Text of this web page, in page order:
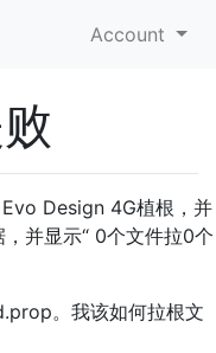
Account
Design 4G植根，并
并显示“ 0个文件拉0个
。我该如何拉根文